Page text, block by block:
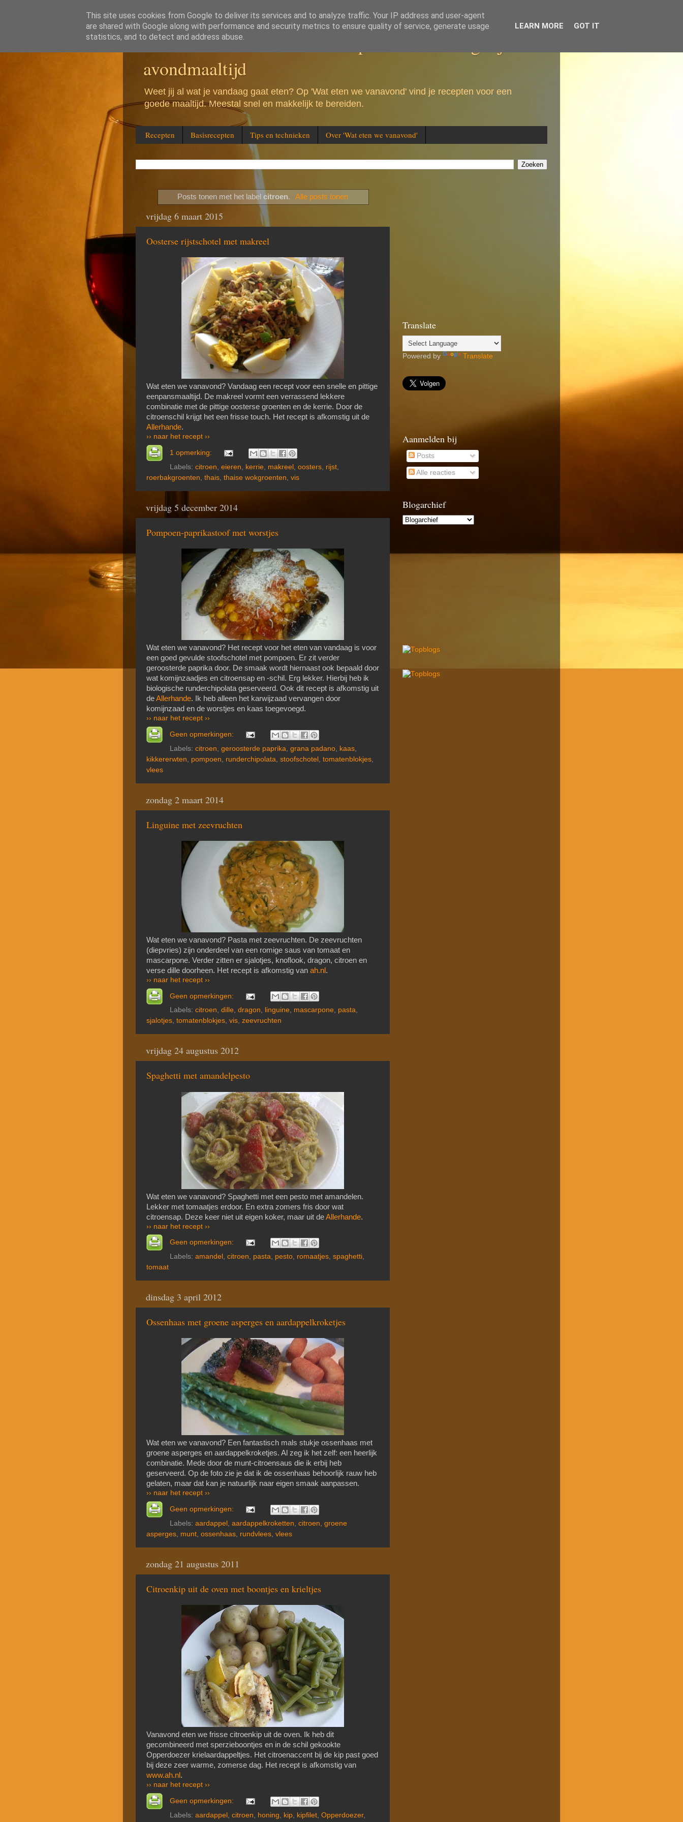
Wat eten we vanavond - Recepten voor de dagelijkse
avondmaaltijd
Weet jij al wat je vandaag gaat eten? Op 'Wat eten we vanavond' vind je recepten voor een
goede maaltijd. Meestal snel en makkelijk te bereiden.
Recepten Basisrecepten Tips en technieken Over 'Wat eten we vanavond'
Posts tonen met het label citroen. Alle posts tonen
vrijdag 6 maart 2015
Oos­ter­se rijst­scho­tel met ma­kreel
Wat eten we vanavond? Vandaag een recept voor een snelle en pittige
eenpansmaaltijd. De makreel vormt een verrassend lekkere
combinatie met de pittige oosterse groenten en de kerrie. Door de
citroenschil krijgt het een frisse touch. Het recept is afkomstig uit de
Allerhande.
›› naar het recept ››
1 opmerking:
Labels: citroen eieren kerrie, makreel oosters, rijst,
roerbakgroenten thais thaise wokgroenten vis
vrijdag 5 december 2014
Pompoen-paprikastoof met worstjes
Wat eten we vanavond? Het recept voor het eten van vandaag is voor
een goed gevulde stoofschotel met pompoen. Er zit verder
geroosterde paprika door. De smaak wordt hiernaast ook bepaald door
wat komijnzaadjes en citroensap en -schil. Erg lekker. Hierbij heb ik
biologische runderchipolata geserveerd. Ook dit recept is afkomstig uit
deAllerhande. Ik heb alleen het karwijzaad vervangen door
komijnzaad en de worstjes en kaas toegevoegd.
›› naar het recept ››
Geen opmerkingen:
Labels: citroen geroosterde paprika grana padano, kaas,
kikkererwten
pompoen runderchipolata stoofschotel tomatenblokjes
vlees
zondag 2 maart 2014
Lin­gui­ne met zee­vruch­ten
Wat eten we vanavond? Pasta met zeevruchten. De zeevruchten
(diepvries) zijn onderdeel van een romige saus van tomaat en
mascarpone. Verder zitten er sjalotjes, knoflook, dragon, citroen en
verse dille doorheen. Het recept is afkomstig van ah.nl .
›› naar het recept ››
Geen opmerkingen:
Labels: citroen, dille, dragon, linguine, mascarpone, pasta,
sjalotjes, tomatenblokjes, vis, zeevruchten
vrijdag 24 augustus 2012
Spaghetti met amandelpesto
Wat eten we vanavond? Spaghetti met een pesto met amandelen.
Lekker met tomaatjes erdoor. En extra zomers fris door wat
citroensap. Deze keer niet uit eigen koker, maar uit deAllerhande.
›› naar het recept ››
Geen opmerkingen:
Labels: amandel , citroen, pasta, pesto, romaatjes, spaghetti,
tomaat
dinsdag 3 april 2012
Ossenhaas met groene asperges en aardappelkroketjes
Wat eten we vanavond? Een fantastisch mals stukje ossenhaas met
groene asperges en aardappelkroketjes. Al zeg ik het zelf: een heerlijk
combinatie. Mede door de munt-citroensaus die ik erbij heb
geserveerd. Op de foto zie je dat ik de ossenhaas behoorlijk rauw heb
gelaten, maar dat kan je natuurlijk naar eigen smaak aanpassen.
›› naar het recept ››
Geen opmerkingen:
Labels: aardappel aardappelkroketten citroen groene
asperges munt ossenhaas rundvlees vlees
zondag 21 augustus 2011
Citroenkip uit de oven met boontjes en krieltjes
Vanavond eten we frisse citroenkip uit de oven. Ik heb dit
gecombineerd met sperzieboontjes en in de schil gekookte
Opperdoezer krielaardappeltjes. Het citroenaccent bij de kip past goed
bij deze zeer warme, zomerse dag. Het recept is afkomstig van
www.ah.nl .
›› naar het recept ››
Geen opmerkingen:
Labels: aardappel, citroen honing kip, kipfilet, Opperdoezer,
Translate
Powered by Translate
Aanmelden bij
Posts
Alle reacties
Blogarchief
This site uses cookies from Google to deliver its services and to analyze traffic. Your IP address and user-agent
are shared with Google along with performance and security metrics to ensure quality of service, generate usage
statistics, and to detect and address abuse.
LEARN MORE GOT IT